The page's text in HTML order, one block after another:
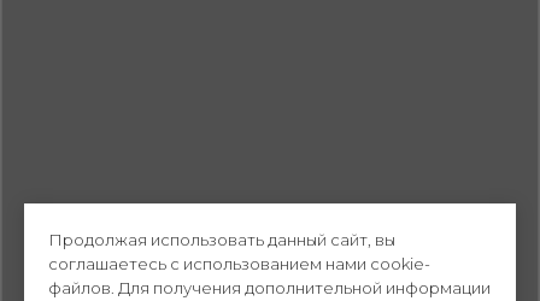
Продолжая использовать данный сайт, вы
соглашаетесь с использованием нами cookie-
файлов. Для получения дополнительной информации